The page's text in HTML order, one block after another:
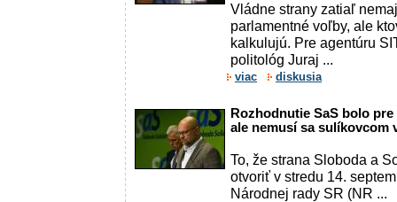
Vládne strany zatiaľ
parlamentné voľby, ale
kalkulujú. Pre agentúru
politológ Juraj ...
viac diskusia
Rozhodnutie SaS bolo
ale nemusí sa sulíkovcom
To, že strana Sloboda a
otvoriť v stredu 14.
Národnej rady SR (NR ...